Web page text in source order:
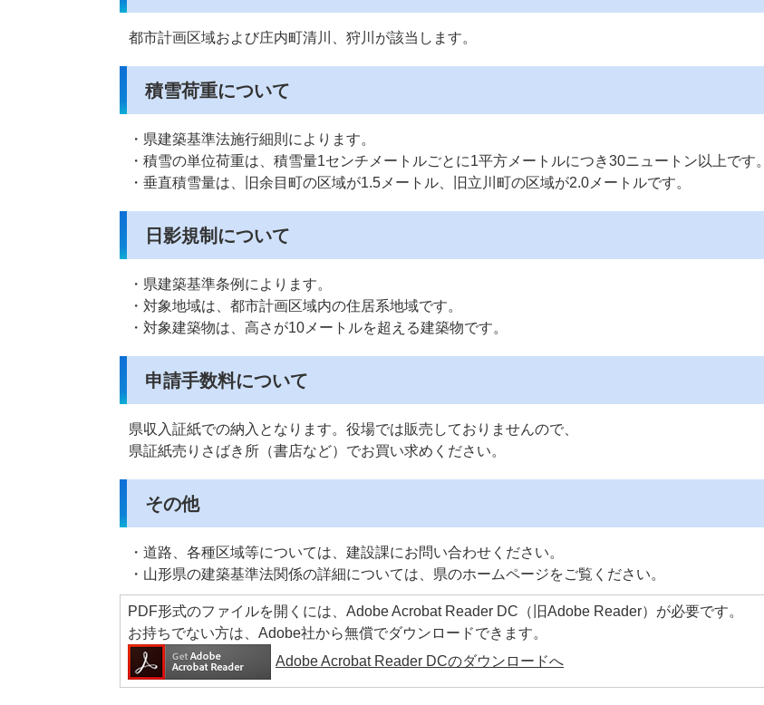
都市計画区域および庄内町清川、狩川が該当します。
積雪荷重について
・県建築基準法施行細則によります。
・積雪の単位荷重は、積雪量1センチメートルごとに1平方メートルにつき30ニュートン以上です。
・垂直積雪量は、旧余目町の区域が1.5メートル、旧立川町の区域が2.0メートルです。
日影規制について
・県建築基準条例によります。
・対象地域は、都市計画区域内の住居系地域です。
・対象建築物は、高さが10メートルを超える建築物です。
申請手数料について
県収入証紙での納入となります。役場では販売しておりませんので、
県証紙売りさばき所（書店など）でお買い求めください。
その他
・道路、各種区域等については、建設課にお問い合わせください。
・山形県の建築基準法関係の詳細については、県のホームページをご覧ください。
PDF形式のファイルを開くには、Adobe Acrobat Reader DC（旧Adobe Reader）が必要です。
お持ちでない方は、Adobe社から無償でダウンロードできます。
Adobe Acrobat Reader DCのダウンロードへ